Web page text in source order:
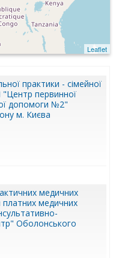
Leaflet
практики - сімейної
первинної
допомоги №2"
м. Києва
медичних
платних медичних
Оболонського